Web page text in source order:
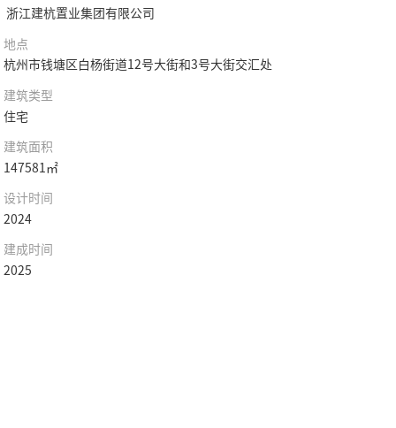
浙江建杭置业集团有限公司
地点
杭州市钱塘区白杨街道12号大街和3号大街交汇处
建筑类型
住宅
建筑面积
147581㎡
设计时间
2024
建成时间
2025